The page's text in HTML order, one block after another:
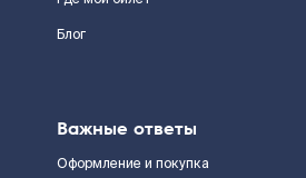
Блог
Важные ответы
Оформление и покупка